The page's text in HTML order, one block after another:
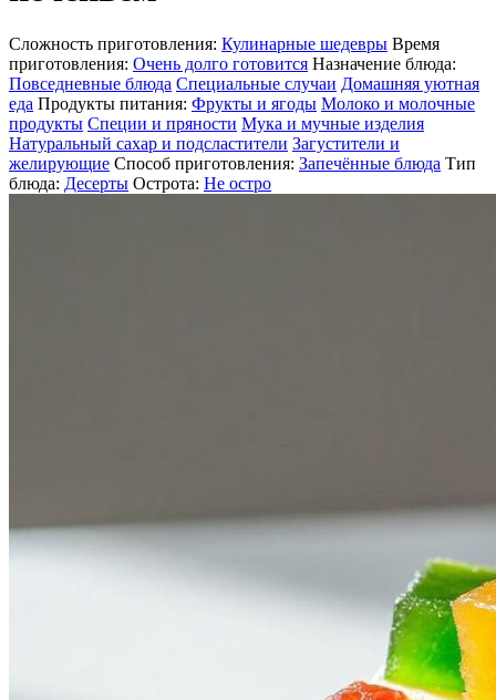
Сложность приготовления: Кулинарные шедевры Время
приготовления: Очень долго готовится Назначение блюда:
Повседневные блюда Специальные случаи Домашняя уютная
еда Продукты питания: Фрукты и ягоды Молоко и молочные
продукты Специи и пряности Мука и мучные изделия
Натуральный сахар и подсластители Загустители и
желирующие Способ приготовления: Запечённые блюда Тип
блюда: Десерты Острота: Не остро